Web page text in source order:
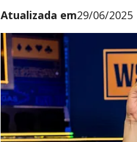
Atualizada em29/06/2025